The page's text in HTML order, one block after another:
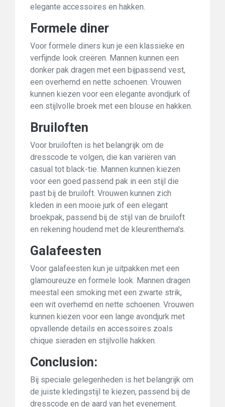
elegante accessoires en hakken.
Formele diner
Voor formele diners kun je een klassieke en
verfijnde look creëren. Mannen kunnen een
donker pak dragen met een bijpassend vest,
een overhemd en nette schoenen. Vrouwen
kunnen kiezen voor een elegante avondjurk of
een stijlvolle broek met een blouse en hakken.
Bruiloften
Voor bruiloften is het belangrijk om de
dresscode te volgen, die kan variëren van
casual tot black-tie. Mannen kunnen kiezen
voor een goed passend pak in een stijl die
past bij de bruiloft. Vrouwen kunnen zich
kleden in een mooie jurk of een elegant
broekpak, passend bij de stijl van de bruiloft
en rekening houdend met de kleurenthema's.
Galafeesten
Voor galafeesten kun je uitpakken met een
glamoureuze en formele look. Mannen dragen
meestal een smoking met een zwarte strik,
een wit overhemd en nette schoenen. Vrouwen
kunnen kiezen voor een lange avondjurk met
opvallende details en accessoires zoals
chique sieraden en stijlvolle hakken.
Conclusion:
Bij speciale gelegenheden is het belangrijk om
de juiste kledingstijl te kiezen, passend bij de
dresscode en de aard van het evenement.